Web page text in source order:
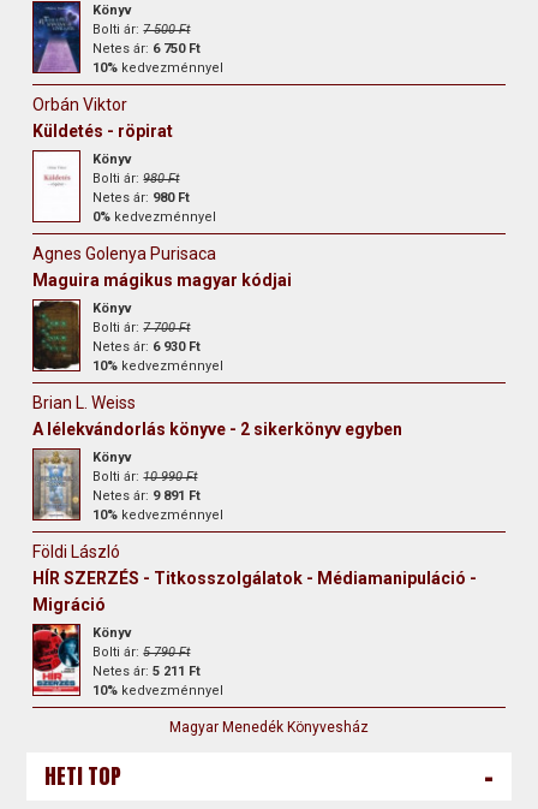
Könyv
Bolti ár:7 500 Ft
Netes ár: 6 750 Ft
10% kedvezménnyel
Orbán Viktor
Küldetés - röpirat
Könyv
Bolti ár:980 Ft
Netes ár: 980 Ft
0% kedvezménnyel
Agnes Golenya Purisaca
Maguira mágikus magyar kódjai
Könyv
Bolti ár:7 700 Ft
Netes ár: 6 930 Ft
10% kedvezménnyel
Brian L. Weiss
A lélekvándorlás könyve - 2 sikerkönyv egyben
Könyv
Bolti ár:10 990 Ft
Netes ár: 9 891 Ft
10% kedvezménnyel
Földi László
HÍR SZERZÉS - Titkosszolgálatok - Médiamanipuláció -
Migráció
Könyv
Bolti ár:5 790 Ft
Netes ár:5 211 Ft
10% kedvezménnyel
Magyar Menedék Könyvesház
HETI TOP -